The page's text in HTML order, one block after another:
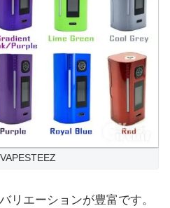
リエーションが豊富です。